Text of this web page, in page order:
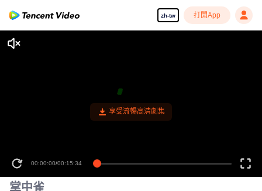
zh-tw 打開App
享受流暢高清劇集
00:00:00/00:15:34
掌中雀